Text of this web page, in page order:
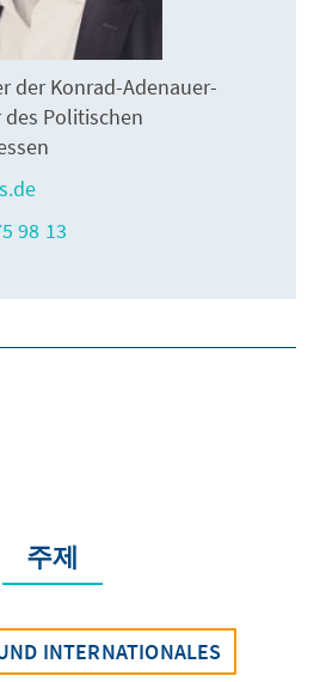
der Konrad-Adenauer-
Politischen
98 13
주제
INTERNATIONALES